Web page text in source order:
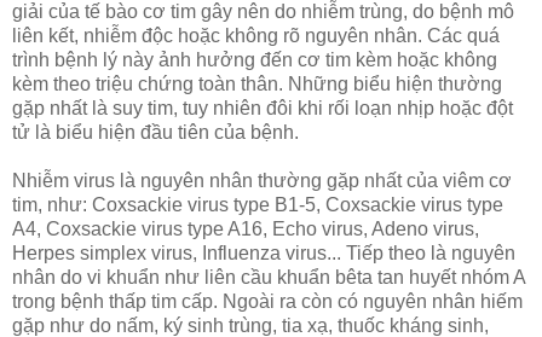
giải của tế bào cơ tim gây nên do nhiễm trùng, do bệnh mô
liên kết, nhiễm độc hoặc không rõ nguyên nhân. Các quá
trình bệnh lý này ảnh hưởng đến cơ tim kèm hoặc không
kèm theo triệu chứng toàn thân. Những biểu hiện thường
gặp nhất là suy tim, tuy nhiên đôi khi rối loạn nhịp hoặc đột
tử là biểu hiện đầu tiên của bệnh.
Nhiễm virus là nguyên nhân thường gặp nhất của viêm cơ
tim, như: Coxsackie virus type B1-5, Coxsackie virus type
A4, Coxsackie virus type A16, Echo virus, Adeno virus,
Herpes simplex virus, Influenza virus... Tiếp theo là nguyên
nhân do vi khuẩn như liên cầu khuẩn bêta tan huyết nhóm A
trong bệnh thấp tim cấp. Ngoài ra còn có nguyên nhân hiếm
gặp như do nấm, ký sinh trùng, tia xạ, thuốc kháng sinh,